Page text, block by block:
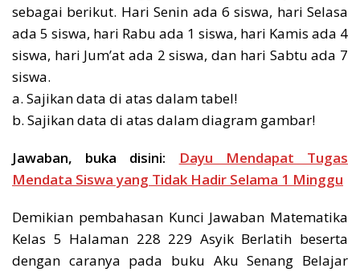
sebagai berikut. Hari Senin ada 6 siswa, hari Selasa
ada 5 siswa, hari Rabu ada 1 siswa, hari Kamis ada 4
siswa, hari Jum’at ada 2 siswa, dan hari Sabtu ada 7
siswa.
a. Sajikan data di atas dalam tabel!
b. Sajikan data di atas dalam diagram gambar!
Jawaban, buka disini:
Dayu Mendapat Tugas
Mendata Siswa yang Tidak Hadir Selama 1 Minggu
Demikian pembahasan Kunci Jawaban Matematika
Kelas 5 Halaman 228 229 Asyik Berlatih beserta
dengan caranya pada buku Aku Senang Belajar